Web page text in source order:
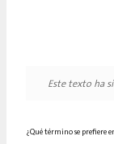
Este texto ha
¿Qué término se prefiere